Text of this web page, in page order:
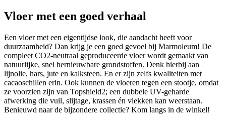
Vloer met een goed verhaal
Een vloer met een eigentijdse look, die aandacht heeft voor
duurzaamheid? Dan krijg je een goed gevoel bij Marmoleum! De
compleet CO2-neutraal geproduceerde vloer wordt gemaakt van
natuurlijke, snel hernieuwbare grondstoffen. Denk hierbij aan
lijnolie, hars, jute en kalksteen. En er zijn zelfs kwaliteiten met
cacaoschillen erin. Ook kunnen de vloeren tegen een stootje, omdat
ze voorzien zijn van Topshield2; een dubbele UV-geharde
afwerking die vuil, slijtage, krassen én vlekken kan weerstaan.
Benieuwd naar de bijzondere collectie? Kom langs in de winkel!